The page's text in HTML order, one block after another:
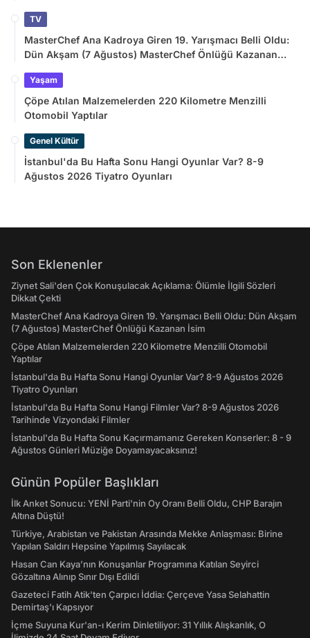
TV
MasterChef Ana Kadroya Giren 19. Yarışmacı Belli Oldu:
Dün Akşam (7 Ağustos) MasterChef Önlüğü Kazanan
Yaşam
Çöpe Atılan Malzemelerden 220 Kilometre Menzilli
Otomobil Yaptılar
Genel Kültür
İstanbul'da Bu Hafta Sonu Hangi Oyunlar Var? 8-9
Ağustos 2026 Tiyatro Oyunları
Son Eklenenler
Ziynet Sali'den Çok Konuşulacak Açıklama: Ölümle İlgili Sözleri
Dikkat Çekti
MasterChef Ana Kadroya Giren 19. Yarışmacı Belli Oldu: Dün Akşam
(7 Ağustos) MasterChef Önlüğü Kazanan İsim
Çöpe Atılan Malzemelerden 220 Kilometre Menzilli Otomobil
Yaptılar
İstanbul'da Bu Hafta Sonu Hangi Oyunlar Var? 8-9 Ağustos 2026
Tiyatro Oyunları
İstanbul'da Bu Hafta Sonu Hangi Filmler Var? 8-9 Ağustos 2026
Tarihinde Vizyondaki Filmler
İstanbul'da Bu Hafta Sonu Kaçırmamanız Gereken Konserler: 8 - 9
Ağustos Günleri Müziğe Doyamayacaksınız!
Günün Popüler Başlıkları
İlk Anket Sonucu: YENİ Parti'nin Oy Oranı Belli Oldu, CHP Barajın
Altına Düştü!
Türkiye, Arabistan ve Pakistan Arasında Mekke Anlaşması: Birine
Yapılan Saldırı Hepsine Yapılmış Sayılacak
Hasan Can Kaya’nın Konuşanlar Programına Katılan Seyirci
Gözaltına Alınıp Sınır Dışı Edildi
Gazeteci Fatih Atik'ten Çarpıcı İddia: Çerçeve Yasa Selahattin
Demirtaş'ı Kapsıyor
İçme Suyuna Kur'an-ı Kerim Dinletiliyor: 31 Yıllık Alışkanlık, O